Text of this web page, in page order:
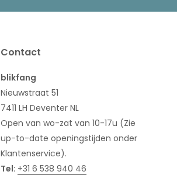
Contact
blikfang
Nieuwstraat 51
7411 LH Deventer NL
Open van wo-zat van 10-17u (Zie
up-to-date openingstijden onder
Klantenservice).
Tel: +31 6 538 940 46